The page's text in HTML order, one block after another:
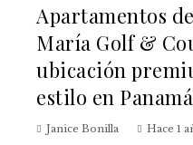
Apartamentos
María Golf &
ubicación
estilo en Panamá
Janice Bonilla Hace 1